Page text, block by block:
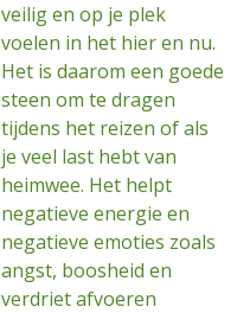
veilig en op je plek
voelen in het hier en nu.
Het is daarom een goede
steen om te dragen
tijdens het reizen of als
je veel last hebt van
heimwee. Het helpt
negatieve energie en
negatieve emoties zoals
angst, boosheid en
verdriet afvoeren